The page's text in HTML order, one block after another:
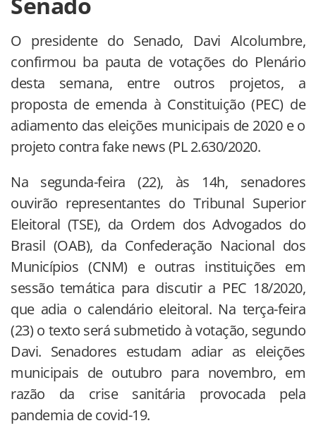
O presidente do Senado, Davi Alcolumbre,
confirmou ba pauta de votações do Plenário
desta semana, entre outros projetos, a
proposta de emenda à Constituição (PEC) de
adiamento das eleições municipais de 2020 e o
projeto contra fake news (PL 2.630/2020.
Na segunda-feira (22), às 14h, senadores
ouvirão representantes do Tribunal Superior
Eleitoral (TSE), da Ordem dos Advogados do
Brasil (OAB), da Confederação Nacional dos
Municípios (CNM) e outras instituições em
sessão temática para discutir a PEC 18/2020,
que adia o calendário eleitoral. Na terça-feira
(23) o texto será submetido à votação, segundo
Davi. Senadores estudam adiar as eleições
municipais de outubro para novembro, em
razão da crise sanitária provocada pela
pandemia de covid-19.